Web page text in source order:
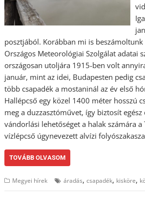
posztjából. Korábban mi is
Országos Meteorológiai Szolgálat adatai
országosan utoljára 1915-ben volt
január, mint az idei, Budapesten pedig
több csapadék a mostaninál az év első
Hallépcső egy közel 1400 méter hosszú
meg a duzzasztóművet, így biztosít egész
vándorlási lehetőséget a halak számára a
vízlépcső úgynevezett alvízi
TOVÁBB OLVASOM
Megyei hírek áradás,csapadék, kisköre,